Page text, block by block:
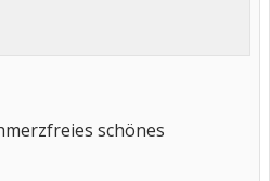
schönes